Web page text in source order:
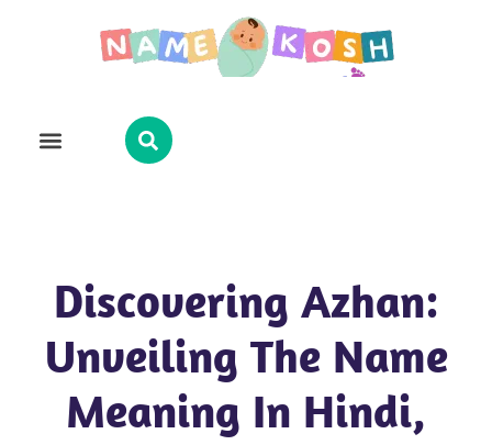
Discovering Azhan:
Unveiling The Name
Meaning In Hindi,